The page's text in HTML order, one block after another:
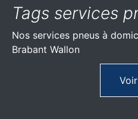
Tags services
Nos services pneus à
Brabant Wallon